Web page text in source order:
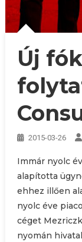
Új
2015-03-26
Immár nyolc
alapította
ehhez illően
nyolc éve
céget
nyomán